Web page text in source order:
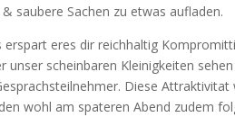
saubere Sachen zu etwas aufladen.
erspart eres dir reichhaltig
unser scheinbaren Kleinigkeiten
Diese
wohl am spateren Abend zudem